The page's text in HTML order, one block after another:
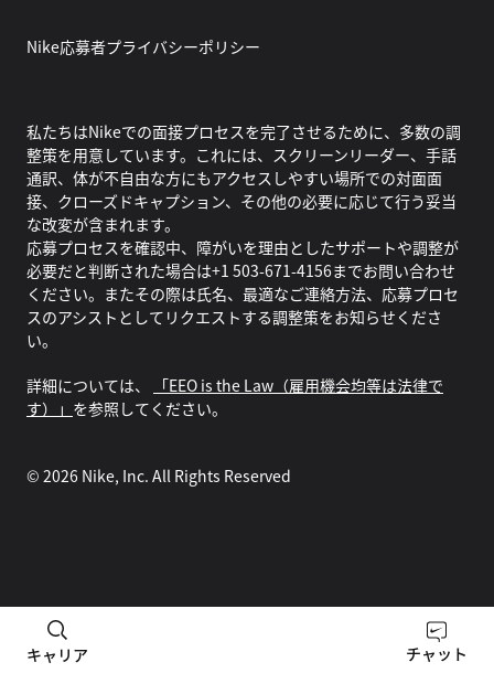
Nike応募者プライバシーポリシー
私たちはNikeでの面接プロセスを完了させるために、多数の調
整策を用意しています。これには、スクリーンリーダー、手話
通訳、体が不自由な方にもアクセスしやすい場所での対面面
接、クローズドキャプション、その他の必要に応じて行う妥当
な改変が含まれます。
応募プロセスを確認中、障がいを理由としたサポートや調整が
必要だと判断された場合は+1 503-671-4156までお問い合わせ
ください。またその際は氏名、最適なご連絡方法、応募プロセ
スのアシストとしてリクエストする調整策をお知らせくださ
い。
詳細については、
「EEO is the Law（雇用機会均等は法律で
す）」 を参照してください。
© 2026 Nike, Inc. All Rights Reserved
キャリア チャット